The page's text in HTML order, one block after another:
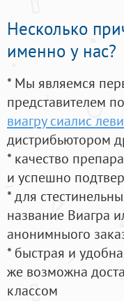
Несколько
именно у нас?
* Мы являемся
представителем
виагру сиалис
дистрибьютором
* качество
и успешно
* для
название Виагра
анонимныого
* быстрая и
же возможна
классом